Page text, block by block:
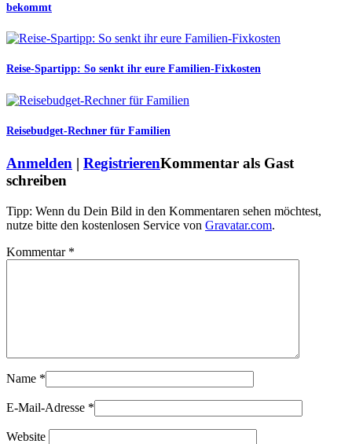
bekommt
Reise-Spartipp: So senkt ihr eure Familien-Fixkosten
Reisebudget-Rechner für Familien
Anmelden | RegistrierenKommentar als Gast
schreiben
Tipp: Wenn du Dein Bild in den Kommentaren sehen möchtest,
nutze bitte den kostenlosen Service von Gravatar.com.
Kommentar *
Name *
E-Mail-Adresse *
Website